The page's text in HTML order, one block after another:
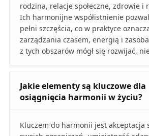
rodzina, relacje społeczne, zdrowie i
Ich harmonijne współistnienie
pełni szczęścia, co w praktyce
zarządzania czasem, energią i
z tych obszarów mógł się rozwijać,
Jakie elementy są kluczowe dla
osiągnięcia harmonii w życiu?
Kluczem do harmonii jest akceptacja